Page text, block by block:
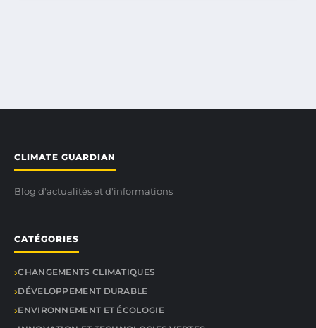
CLIMATE GUARDIAN
Blog d'actualités et d'informations
CATÉGORIES
CHANGEMENTS CLIMATIQUES
DÉVELOPPEMENT DURABLE
ENVIRONNEMENT ET ÉCOLOGIE